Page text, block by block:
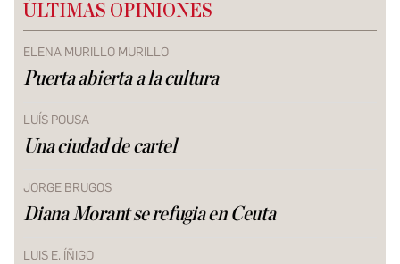
ÚLTIMAS OPINIONES
ELENA MURILLO MURILLO
Puerta abierta a la cultura
LUÍS POUSA
Una ciudad de cartel
JORGE BRUGOS
Diana Morant se refugia en Ceuta
LUIS E. ÍÑIGO